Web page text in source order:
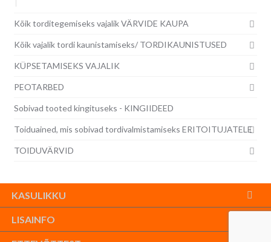
Kõik torditegemiseks vajalik VÄRVIDE KAUPA
Kõik vajalik tordi kaunistamiseks/ TORDIKAUNISTUSED
KÜPSETAMISEKS VAJALIK
PEOTARBED
Sobivad tooted kingituseks - KINGIIDEED
Toiduained, mis sobivad tordivalmistamiseks ERITOITUJATELE
TOIDUVÄRVID
KASULIKKU
LISAINFO